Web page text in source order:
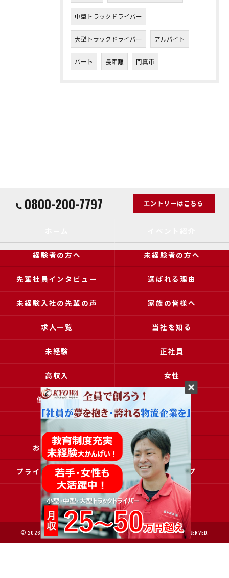
中型トラックドライバー
大型トラックドライバー アルバイト
パート 長距離 門真市
0800-200-7797 エントリーはこちら
経験者の方へ 未経験者の方へ
先輩社員インタビュー 選ばれる理由
未経験入社の先輩の声 家族の皆様へ
求人一覧 当社を知る
未経験 正社員
高収入 女性
働きやすい
ブログ
お問い合わせ 採用申込
プライバシーポリシー サイトマップ
© 2026 大阪で運送の求人なら協和運送株式会社 ALL RIGHTS RESERVED.